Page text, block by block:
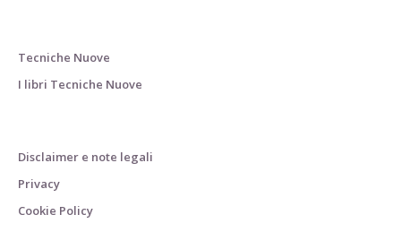
Tecniche Nuove
I libri Tecniche Nuove
Disclaimer e note legali
Privacy
Cookie Policy